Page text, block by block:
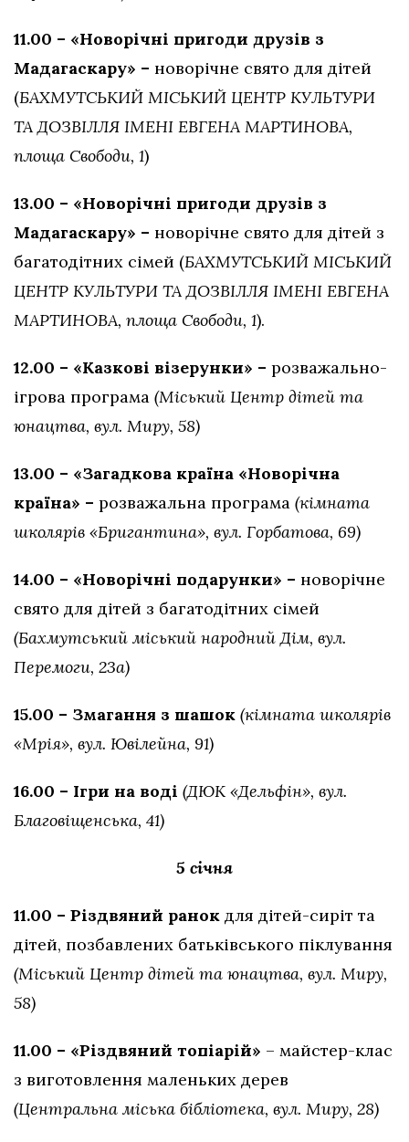
11.00 – «Новорічні пригоди друзів з
Мадагаскару» – новорічне свято для дітей
(БАХМУТСЬКИЙ МІСЬКИЙ ЦЕНТР КУЛЬТУРИ
ТА ДОЗВІЛЛЯ ІМЕНІ ЕВГЕНА МАРТИНОВА,
площа Свободи, 1)
13.00 – «Новорічні пригоди друзів з
Мадагаскару» – новорічне свято для дітей з
багатодітних сімей (БАХМУТСЬКИЙ МІСЬКИЙ
ЦЕНТР КУЛЬТУРИ ТА ДОЗВІЛЛЯ ІМЕНІ ЕВГЕНА
МАРТИНОВА, площа Свободи, 1).
12.00 – «Казкові візерунки» – розважально-
ігрова програма (Міський Центр дітей та
юнацтва, вул. Миру, 58)
13.00 – «Загадкова країна «Новорічна
країна» – розважальна програма (кімната
школярів «Бригантина», вул. Горбатова, 69)
14.00 – «Новорічні подарунки» – новорічне
свято для дітей з багатодітних сімей
(Бахмутський міський народний Дім, вул.
Перемоги, 23а)
15.00 – Змагання з шашок (кімната школярів
«Мрія», вул. Ювілейна, 91)
16.00 – Ігри на воді (ДЮК «Дельфін», вул.
Благовіщенська, 41)
5 січня
11.00 – Різдвяний ранок для дітей-сиріт та
дітей, позбавлених батьківського піклування
(Міський Центр дітей та юнацтва, вул. Миру,
58)
11.00 – «Різдвяний топіарій» – майстер-клас
з виготовлення маленьких дерев
(Центральна міська бібліотека, вул. Миру, 28)